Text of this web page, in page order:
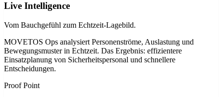
Live Intelligence
Vom Bauchgefühl zum Echtzeit-Lagebild.
MOVETOS Ops analysiert Personenströme, Auslastung und
Bewegungsmuster in Echtzeit. Das Ergebnis: effizientere
Einsatzplanung von Sicherheitspersonal und schnellere
Entscheidungen.
Proof Point